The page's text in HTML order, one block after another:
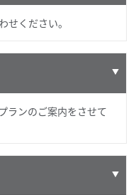
せください。
ランのご案内をさせて